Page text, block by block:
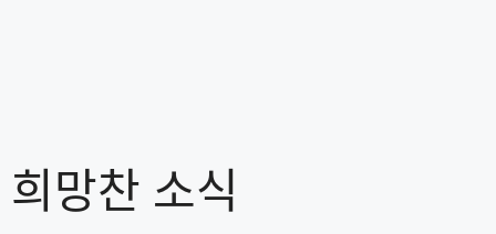
희망찬 소식